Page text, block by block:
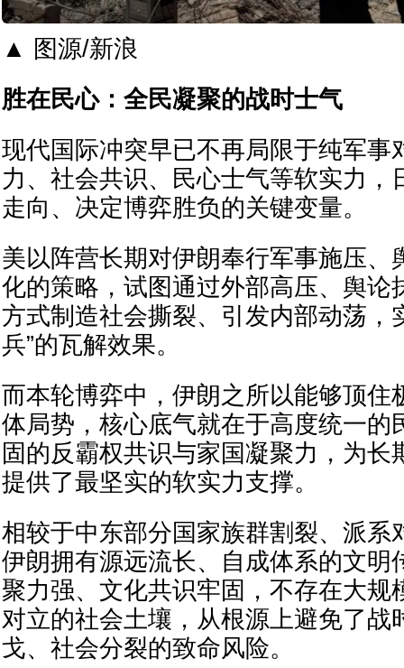
▲ 图源/新浪
胜在民心：全民凝聚的战时士气
现代国际冲突早已不再局限于纯军事
力、社会共识、民心士气等软实力，
走向、决定博弈胜负的关键变量。
美以阵营长期对伊朗奉行军事施压、
化的策略，试图通过外部高压、舆论
方式制造社会撕裂、引发内部动荡，
兵”的瓦解效果。
而本轮博弈中，伊朗之所以能够顶住
体局势，核心底气就在于高度统一的
固的反霸权共识与家国凝聚力，为长
提供了最坚实的软实力支撑。
相较于中东部分国家族群割裂、派系
伊朗拥有源远流长、自成体系的文明
聚力强、文化共识牢固，不存在大规
对立的社会土壤，从根源上避免了战
戈、社会分裂的致命风险。